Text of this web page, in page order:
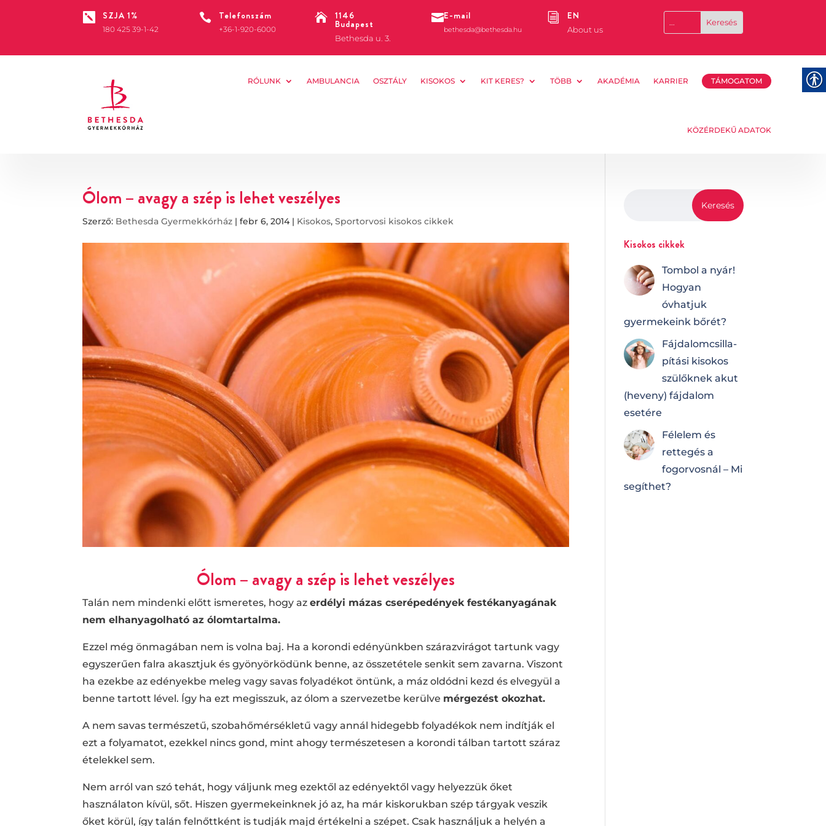
 SZJA 1%
180 425 39-1-42
 Telefonszám
+36-1-920-6000
 1146
Budapest
Bethesda u. 3.
E-mail
bethesda@bethesda.hu
i EN
About us
RÓLUNK AMBULANCIA OSZTÁLY KISOKOS KIT KERES? TÖBB AKADÉMIA KARRIER TÁMOGATOM
KÖZÉRDEKŰ ADATOK
Ólom – avagy a szép is lehet veszélyes
Szerző: Bethesda Gyermekkórház |febr 6, 2014| Kisokos,Sportorvosi kisokos cikkek
Ólom – avagy a szép is lehet veszélyes
Talán nem mindenki előtt ismeretes, hogy azerdélyi mázas cserépedények festékanyagának
nem elhanyagolható az ólomtartalma.
Ezzel még önmagában nem is volna baj. Ha a korondi edényünkben szárazvirágot tartunk vagy
egyszerűen falra akasztjuk és gyönyörködünk benne, az összetétele senkit sem zavarna. Viszont
ha ezekbe az edényekbe meleg vagy savas folyadékot öntünk, a máz oldódni kezd és elvegyül a
benne tartott lével. Így ha ezt megisszuk, az ólom a szervezetbe kerülve mérgezést okozhat.
A nem savas természetű, szobahőmérsékletű vagy annál hidegebb folyadékok nem indítják el
ezt a folyamatot, ezekkel nincs gond, mint ahogy természetesen a korondi tálban tartott száraz
ételekkel sem.
Nem arról van szó tehát, hogy váljunk meg ezektől az edényektől vagy helyezzük őket
használaton kívül, sőt. Hiszen gyermekeinknek jó az, ha már kiskorukban szép tárgyak veszik
őket körül, így talán felnőttként is tudják majd értékelni a szépet. Csak használjuk a helyén a
Kisokos cikkek
Tombol a nyár!
Hogyan
óvhatjuk
gyermekeink bőrét?
Fájdalomcsilla­
pí­tá­si kisokos
szülőknek akut
(heveny) fájdalom
esetére
Félelem és
rettegés a
fogorvosnál – Mi
segíthet?